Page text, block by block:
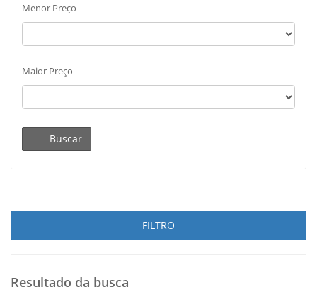
Menor Preço
Maior Preço
Buscar
FILTRO
Resultado da busca